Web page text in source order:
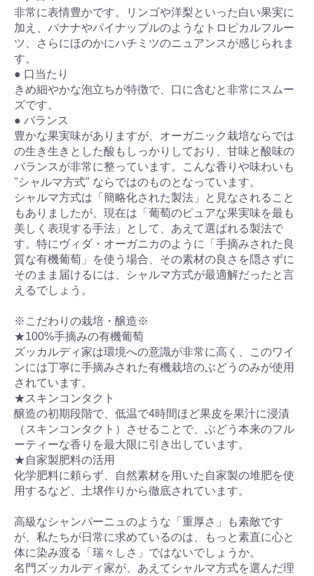
お買い物を続ける カートへ進む
非常に表情豊かです。リンゴや洋梨といった白い果実に
加え、バナナやパイナップルのようなトロピカルフルー
ツ、さらにほのかにハチミツのニュアンスが感じられま
す。
● 口当たり
きめ細やかな泡立ちが特徴で、口に含むと非常にスムー
ズです。
● バランス
豊かな果実味がありますが、オーガニック栽培ならでは
の生き生きとした酸もしっかりしており、甘味と酸味の
バランスが非常に整っています。こんな香りや味わいも
"シャルマ方式" ならではのものとなっています。
シャルマ方式は「簡略化された製法」と見なされること
もありましたが、現在は「葡萄のピュアな果実味を最も
美しく表現する手法」として、あえて選ばれる製法で
す。特にヴィダ・オーガニカのように「手摘みされた良
質な有機葡萄」を使う場合、その素材の良さを隠さずに
そのまま届けるには、シャルマ方式が最適解だったと言
えるでしょう。
※こだわりの栽培・醸造※
★100%手摘みの有機葡萄
ズッカルディ家は環境への意識が非常に高く、このワイ
ンには丁寧に手摘みされた有機栽培のぶどうのみが使用
されています。
★スキンコンタクト
醸造の初期段階で、低温で4時間ほど果皮を果汁に浸漬
（スキンコンタクト）させることで、ぶどう本来のフル
ーティーな香りを最大限に引き出しています。
★自家製肥料の活用
化学肥料に頼らず、自然素材を用いた自家製の堆肥を使
用するなど、土壌作りから徹底されています。
高級なシャンパーニュのような「重厚さ」も素敵です
が、私たちが日常に求めているのは、もっと素直に心と
体に染み渡る「瑞々しさ」ではないでしょうか。
名門ズッカルディ家が、あえてシャルマ方式を選んだ理